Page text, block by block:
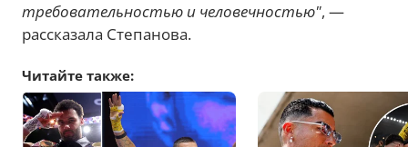
требовательностью и человечностью", —
рассказала Степанова.
Читайте также: